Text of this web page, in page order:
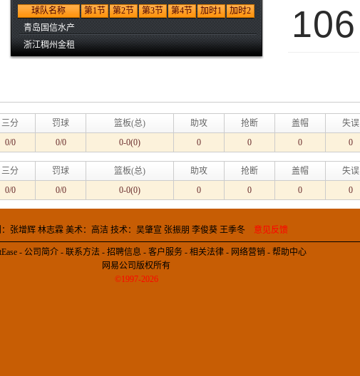
球队名称
第1节 第2节 第3节 第4节 加时1
加时2
青岛国信水产
浙江稠州金租
106
三分 罚球 篮板(总) 助攻 抢断 盖帽 失误
0/0 0/0 0-0(0) 0 0 0 0
三分 罚球 篮板(总) 助攻 抢断 盖帽 失误
0/0 0/0 0-0(0) 0 0 0 0
张增辉 林志霖 美术：高洁 技术：吴肇宣 张振朋 李俊葵 王季冬 意见反馈
- 公司简介 - 联系方法 - 招聘信息 - 客户服务 - 相关法律 - 网络营销 - 帮助中心
网易公司版权所有
©1997-2026